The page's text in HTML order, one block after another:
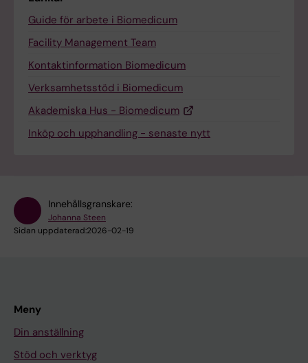
Guide för arbete i Biomedicum
Facility Management Team
Kontaktinformation Biomedicum
Verksamhetsstöd i Biomedicum
Akademiska Hus - Biomedicum
Inköp och upphandling - senaste nytt
Innehållsgranskare:
Johanna Steen
Sidan uppdaterad:2026-02-19
Meny
Din anställning
Stöd och verktyg